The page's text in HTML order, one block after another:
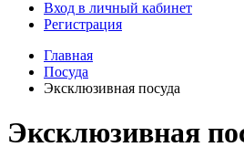
Вход в личный кабинет
Регистрация
Главная
Посуда
Эксклюзивная посуда
Эксклюзивная